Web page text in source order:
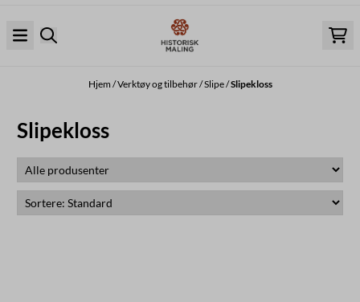
Hjem /Verktøy og tilbehør/Slipe/Slipekloss
Slipekloss